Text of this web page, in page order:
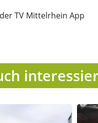
TV Mittelrhein App